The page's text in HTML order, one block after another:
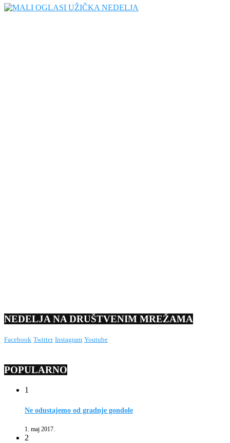
NEDELJA NA DRUŠTVENIM MREŽAMA
Facebook Twitter Instagram Youtube
POPULARNO
1
Ne odustajemo od gradnje gondole
1. maj 2017.
2